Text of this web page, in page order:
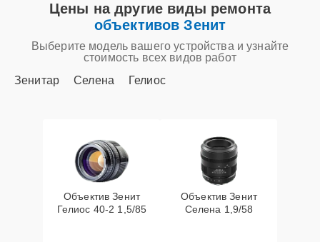
Цены на другие виды ремонта
объективов Зенит
Выберите модель вашего устройства и узнайте
стоимость всех видов работ
Зенитар
Селена Гелиос
Объектив Зенит
Гелиос 40-2 1,5/85
Объектив Зенит
Селена 1,9/58